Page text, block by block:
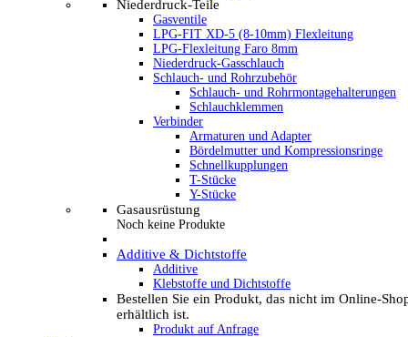
Niederdruck-Teile
Gasventile
LPG-FIT XD-5 (8-10mm) Flexleitung
LPG-Flexleitung Faro 8mm
Niederdruck-Gasschlauch
Schlauch- und Rohrzubehör
Schlauch- und Rohrmontagehalterungen
Schlauchklemmen
Verbinder
Armaturen und Adapter
Bördelmutter und Kompressionsringe
Schnellkupplungen
T-Stücke
Y-Stücke
Gasausrüstung
Noch keine Produkte
Additive & Dichtstoffe
Additive
Klebstoffe und Dichtstoffe
Bestellen Sie ein Produkt, das nicht im Online-
erhältlich ist.
Produkt auf Anfrage